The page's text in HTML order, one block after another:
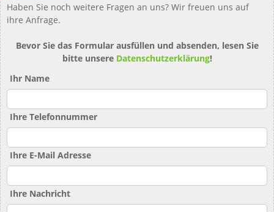
Haben Sie noch weitere Fragen an uns? Wir freuen uns auf
ihre Anfrage.
Bevor Sie das Formular ausfüllen und absenden, lesen Sie
bitte unsere Datenschutzerklärung!
Ihr Name
Ihre Telefonnummer
Ihre E-Mail Adresse
Ihre Nachricht